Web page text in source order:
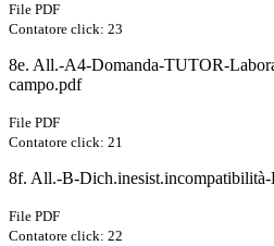
File PDF
Contatore click: 23
8e. All.-A4-Domanda-TUTOR-
campo.pdf
File PDF
Contatore click: 21
8f. All.-B-
File PDF
Contatore click: 22